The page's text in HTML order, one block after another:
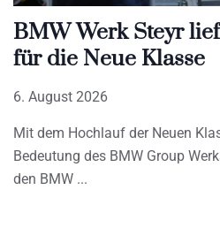
BMW Werk Steyr
für die Neue Klasse
6. August 2026
Mit dem Hochlauf der Neuen
Bedeutung des BMW Group
den BMW